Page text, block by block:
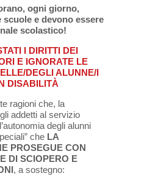
ogni giorno,
scuole e devono essere
scolastico!
I DIRITTI DEI
E IGNORATE LE
DEGLI ALUNNE/I
DISABILITÀ
ragioni che, la
addetti al servizio
degli alunni
che LA
PROSEGUE CON
DI SCIOPERO E
, a sostegno: